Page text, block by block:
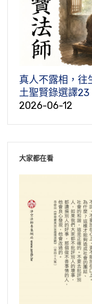
真人不露相，往
土聖賢錄選譯23
2026-06-12
大家都在看